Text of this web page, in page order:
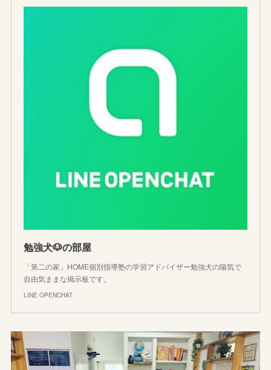
勉強犬🐶の部屋
「第二の家」HOME個別指導塾の学習アドバイザー勉強犬の陽気で
自由気ままな掲示板です。
LINE OPENCHAT